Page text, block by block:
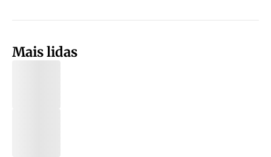
Mais lidas